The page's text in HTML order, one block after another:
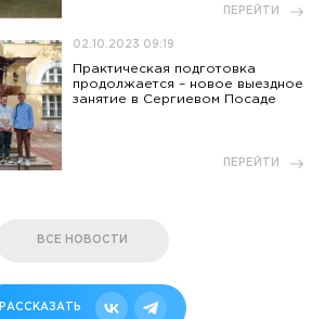
ПЕРЕЙТИ
02.10.2023 09:19
Практическая подготовка
продолжается – новое выездное
занятие в Сергиевом Посаде
ПЕРЕЙТИ
ВСЕ НОВОСТИ
РАССКАЗАТЬ